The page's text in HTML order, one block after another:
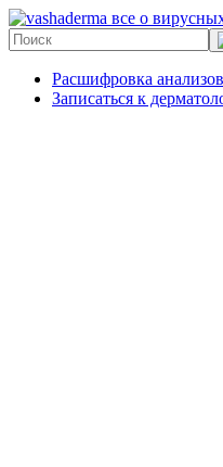
все о
Расшифровка анализов
Записаться к